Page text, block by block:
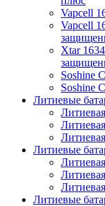
Vapcell
Vapcell
Xtar
Soshine
Soshine
Литиевые
Литиевые
Литиевые